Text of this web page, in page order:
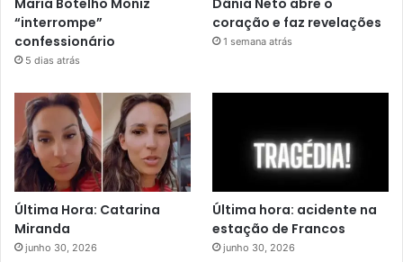
“interrompe”
confessionário
5 dias atrás
coração e faz revelações
1 semana atrás
Última Hora: Catarina
Miranda
junho 30, 2026
Última hora: acidente na
estação de Francos
junho 30, 2026